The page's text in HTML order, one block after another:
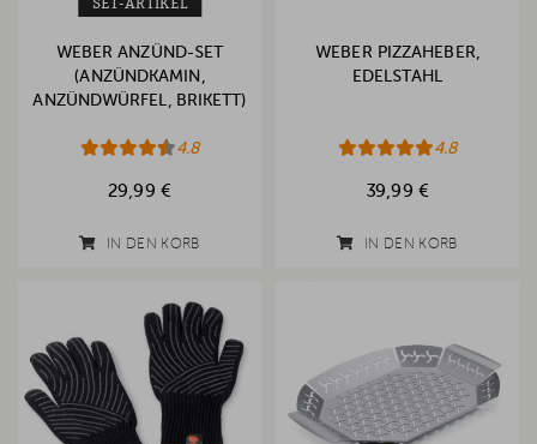
WEBER ANZÜND-SET
(ANZÜNDKAMIN,
ANZÜNDWÜRFEL, BRIKETT)
4.8
29,99 €
IN DEN KORB
WEBER PIZZAHEBER,
EDELSTAHL
4.8
39,99 €
IN DEN KORB